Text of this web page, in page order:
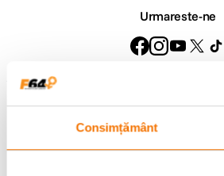
Consimțământ
Urmareste-ne
Metode de plata